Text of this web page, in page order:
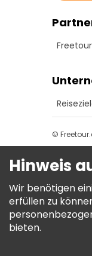
©
Hinweis
Wir benötigen
erfüllen zu
bieten.